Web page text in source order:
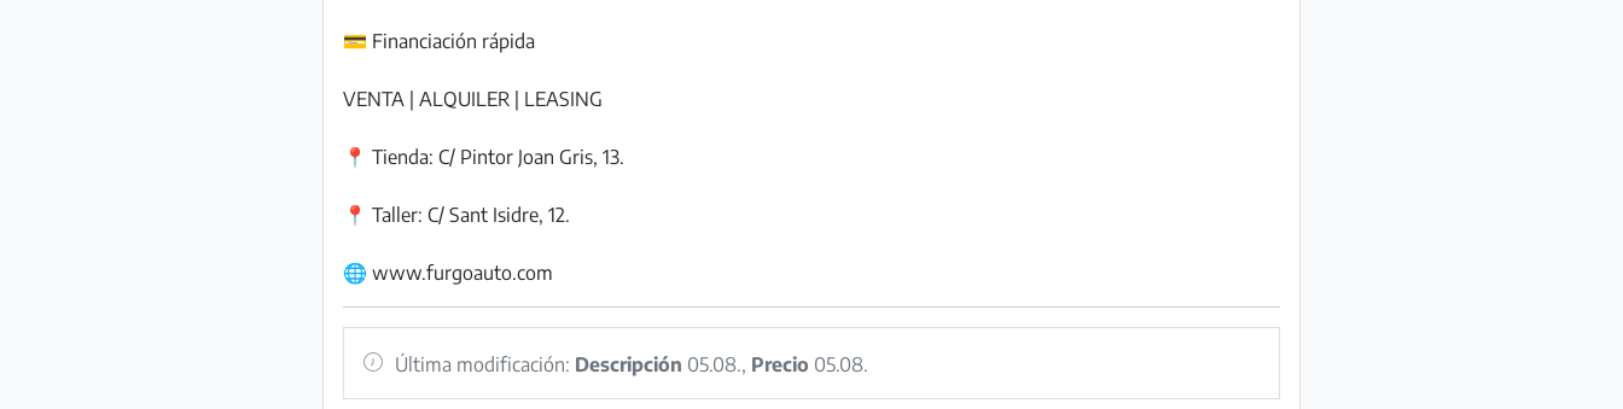
💳 Financiación rápida
VENTA | ALQUILER | LEASING
📍 Tienda: C/ Pintor Joan Gris, 13.
📍 Taller: C/ Sant Isidre, 12.
🌐 www.furgoauto.com
Última modificación: Descripción 05.08., Precio 05.08.